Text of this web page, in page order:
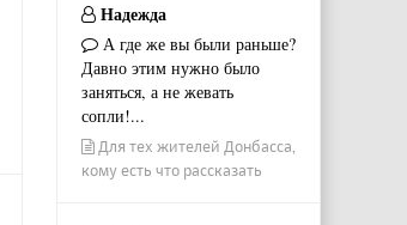
Надежда
А где же вы были раньше?
Давно этим нужно было
заняться, а не жевать
сопли!...
Для тех жителей Донбасса,
кому есть что рассказать